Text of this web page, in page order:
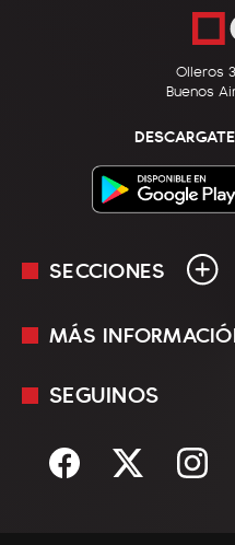
Olleros
Buenos
SECCIONES
En Vivo
Sociedad
MÁS
Mediakit
Términos y condiciones
SEGUINOS